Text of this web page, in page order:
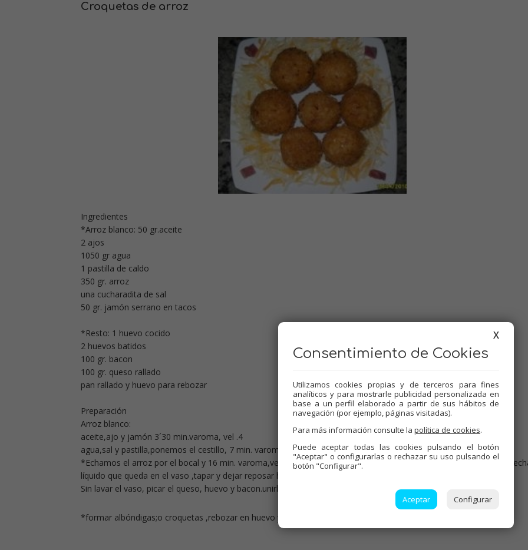
Croquetas de arroz
Ingredientes
*Arroz blanco: 50 gr.aceite
2 ajos
1050 gr agua
1 pastilla de caldo
350 gr. arroz
una cucharadita de sal
50 gr. jamón serrano en tacos
*Resto: 1 huevo cocido
2 huevos batidos
100 gr. bacon
100 gr. queso rallado
pan rallado y huevo para rebozar
Preparación
Arroz blanco:
aceite,ajo y jamón 3´30 min.varoma, vel .4
agua,sal y pastilla,ponemos el cestillo, 7 min. varoma,vel 1
*Echamos el arroz por el bocal y 16 min. varoma,vel 3.dejar reposar en el vaso 5 minutos más,volcar en un bol y
líquido que queda en el vaso ,tapar y dejar reposar hasta que enfríe.
Sin lavar el vaso, picar el queso, huevo y bacon.unirlo con el arroz y los huevos batidos.
*formar albóndigas;o croquetas ,rebozar en huevo y pan rallado y freír en abundante aceite
X
Consentimiento de Cookies
Utilizamos cookies propias y de terceros para fines
analíticos y para mostrarle publicidad personalizada en
base a un perfil elaborado a partir de sus hábitos de
navegación (por ejemplo, páginas visitadas).
Para más información consulte la política de cookies.
Puede aceptar todas las cookies pulsando el botón
"Aceptar" o configurarlas o rechazar su uso pulsando el
botón "Configurar".
Aceptar Configurar